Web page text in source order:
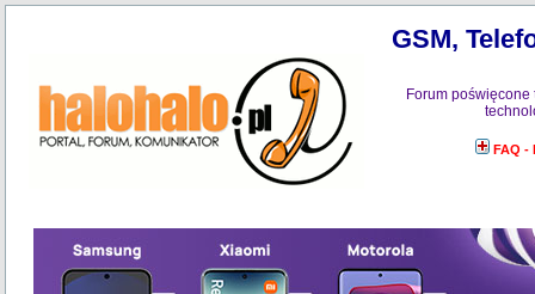
GSM,
Forum
FAQ -